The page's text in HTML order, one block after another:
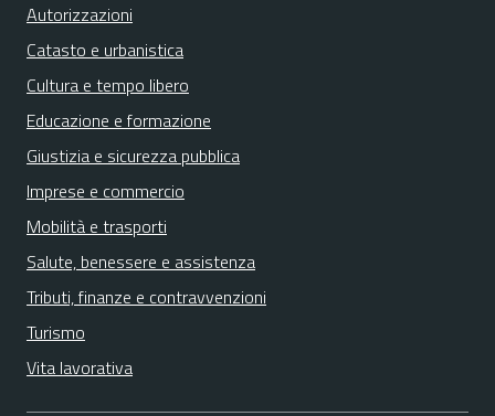
Autorizzazioni
Catasto e urbanistica
Cultura e tempo libero
Educazione e formazione
Giustizia e sicurezza pubblica
Imprese e commercio
Mobilità e trasporti
Salute, benessere e assistenza
Tributi, finanze e contravvenzioni
Turismo
Vita lavorativa